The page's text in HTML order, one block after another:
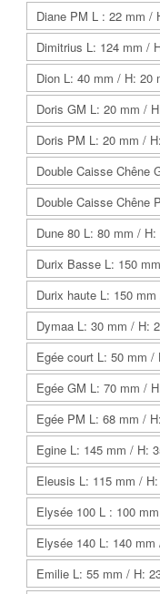
Diane PM L : 22 mm /
Dimitrius L: 124 mm /
Dion L: 40 mm / H: 20
Doris GM L: 20 mm /
Doris PM L: 20 mm /
Double Caisse Chêne
Double Caisse Chêne
Dune 80 L: 80 mm / H:
Durix Basse L: 150
Durix haute L: 150
Dymaa L: 30 mm / H:
Egée court L: 50 mm /
Egée GM L: 70 mm /
Egée PM L: 68 mm /
Egine L: 145 mm / H:
Eleusis L: 115 mm /
Elysée 100 L : 100
Elysée 140 L: 140 mm
Emilie L: 55 mm / H: